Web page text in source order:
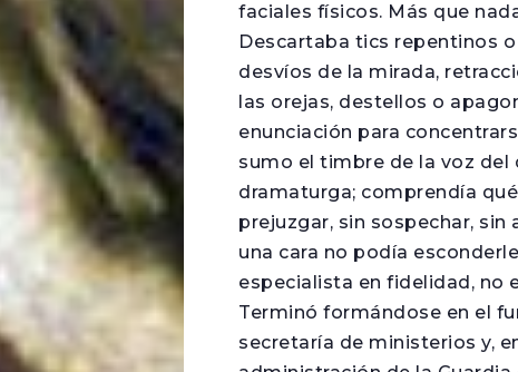
faciales físicos. Más que
Descartaba tics repentinos
desvíos de la mirada,
las orejas, destellos o
enunciación para
sumo el timbre de la voz del
dramaturga; comprendía
prejuzgar, sin sospechar,
una cara no podía
especialista en fidelidad, no
Terminó formándose en el
secretaría de ministerios y,